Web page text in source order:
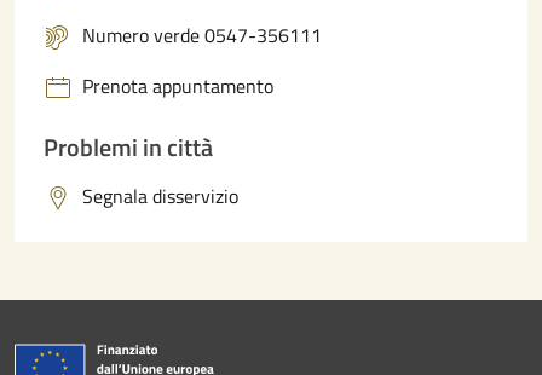
Numero verde 0547-356111
Prenota appuntamento
Problemi in città
Segnala disservizio